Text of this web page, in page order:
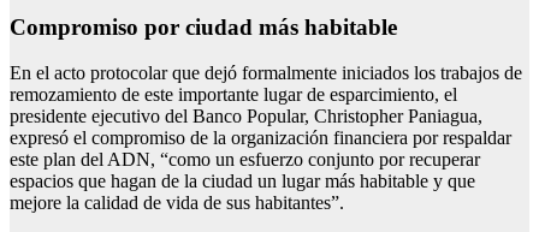
Compromiso por ciudad más habitable
En el acto protocolar que dejó formalmente iniciados los trabajos de
remozamiento de este importante lugar de esparcimiento, el
presidente ejecutivo del Banco Popular, Christopher Paniagua,
expresó el compromiso de la organización financiera por respaldar
este plan del ADN, “como un esfuerzo conjunto por recuperar
espacios que hagan de la ciudad un lugar más habitable y que
mejore la calidad de vida de sus habitantes”.